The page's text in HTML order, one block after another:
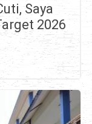
Saya
2026